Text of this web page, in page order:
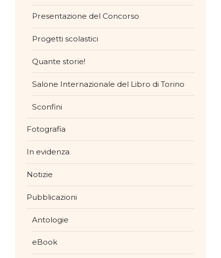
Presentazione del Concorso
Progetti scolastici
Quante storie!
Salone Internazionale del Libro di Torino
Sconfini
Fotografia
In evidenza
Notizie
Pubblicazioni
Antologie
eBook